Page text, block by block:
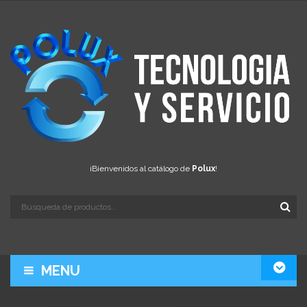
¡Bienvenidos al catálogo de Polux!
MENU